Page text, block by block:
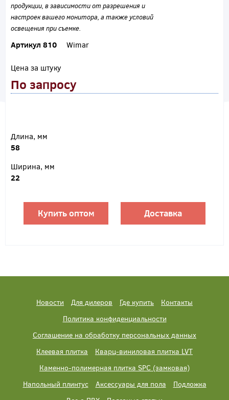
продукции, в зависимости от разрешения и
настроек вашего монитора, а также условий
освещения при съемке.
Артикул 810 Wimar
Цена за штуку
По запросу
Длина, мм
58
Ширина, мм
22
Купить оптом Доставка
Новости Для дилеров Где купить
Контакты
Политика конфиденциальности
Соглашение на обработку персональных данных
Клеевая плитка
Кварц-виниловая плитка LVT
Каменно-полимерная плитка SPC (замковая)
Напольный плинтус
Аксессуары для пола
Подложка